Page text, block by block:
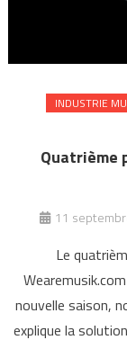
INDUSTRIE
Quatrième
11
Le
nouvelle saison,
explique la